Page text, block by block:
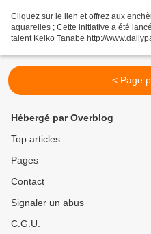
Cliquez sur le lien et offrez aux
aquarelles ; Cette initiative a été
talent Keiko Tanabe http://
< Page
Hébergé par Overblog
Top articles
Pages
Contact
Signaler un abus
C.G.U.